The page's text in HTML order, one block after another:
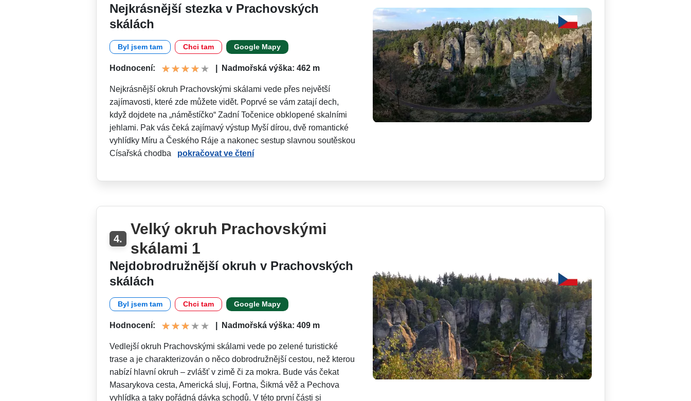
Nejkrásnější stezka v Prachovských
skálách
Byl jsem tam Chci tam Google Mapy
Hodnocení: Nadmořská výška: 462 m
Nejkrásnější okruh Prachovskými skálami vede přes největší
zajímavosti, které zde můžete vidět. Poprvé se vám zatají dech,
když dojdete na „náměstíčko“ Zadní Točenice obklopené skalními
jehlami. Pak vás čeká zajímavý výstup Myší dírou, dvě romantické
vyhlídky Míru a Českého Ráje a nakonec sestup slavnou soutěskou
Císařská chodba pokračovat ve čtení
4.
Velký okruh Prachovskými
skálami 1
Nejdobrodružnější okruh v Prachovských
skálách
Byl jsem tam Chci tam Google Mapy
Hodnocení: Nadmořská výška: 409 m
Vedlejší okruh Prachovskými skálami vede po zelené turistické
trase a je charakterizován o něco dobrodružnější cestou, než kterou
nabízí hlavní okruh – zvlášť v zimě či za mokra. Bude vás čekat
Masarykova cesta, Americká sluj, Fortna, Šikmá věž a Pechova
vyhlídka a taky pořádná dávka schodů. V této první části si